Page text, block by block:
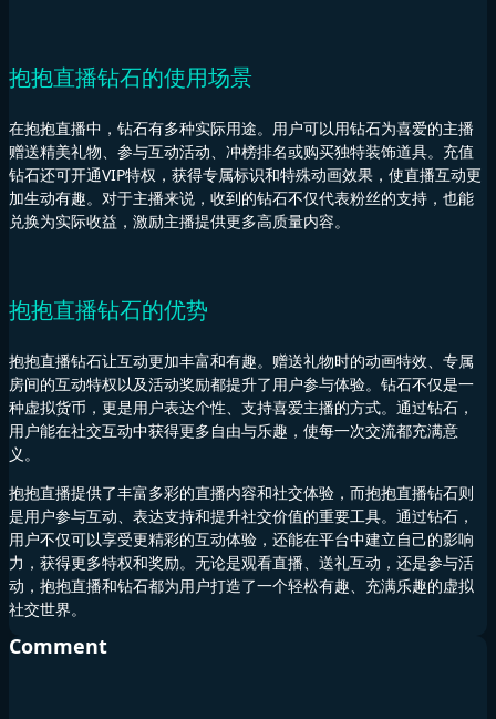
抱抱直播钻石的使用场景
在抱抱直播中，钻石有多种实际用途。用户可以用钻石为喜爱的主播
赠送精美礼物、参与互动活动、冲榜排名或购买独特装饰道具。充值
钻石还可开通VIP特权，获得专属标识和特殊动画效果，使直播互动更
加生动有趣。对于主播来说，收到的钻石不仅代表粉丝的支持，也能
兑换为实际收益，激励主播提供更多高质量内容。
抱抱直播钻石的优势
抱抱直播钻石让互动更加丰富和有趣。赠送礼物时的动画特效、专属
房间的互动特权以及活动奖励都提升了用户参与体验。钻石不仅是一
种虚拟货币，更是用户表达个性、支持喜爱主播的方式。通过钻石，
用户能在社交互动中获得更多自由与乐趣，使每一次交流都充满意
义。
抱抱直播提供了丰富多彩的直播内容和社交体验，而抱抱直播钻石则
是用户参与互动、表达支持和提升社交价值的重要工具。通过钻石，
用户不仅可以享受更精彩的互动体验，还能在平台中建立自己的影响
力，获得更多特权和奖励。无论是观看直播、送礼互动，还是参与活
动，抱抱直播和钻石都为用户打造了一个轻松有趣、充满乐趣的虚拟
社交世界。
Comment